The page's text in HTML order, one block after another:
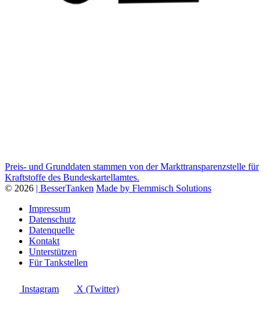
Preis- und Grunddaten stammen von der Markttransparenzstelle für
Kraftstoffe des Bundeskartellamtes.
© 2026 | BesserTanken Made by Flemmisch Solutions
Impressum
Datenschutz
Datenquelle
Kontakt
Unterstützen
Für Tankstellen
Instagram X (Twitter)